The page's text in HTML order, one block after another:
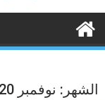
الشهر: نوفمبر 2020